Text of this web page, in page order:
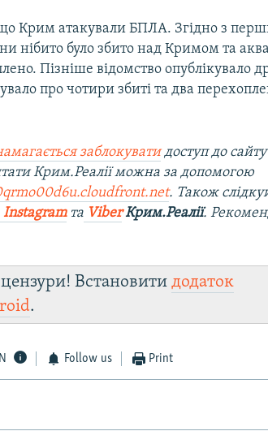
Крим атакували БПЛА. Згідно з
нібито було збито над Кримом та
Пізніше відомство опублікувало
про чотири збиті та два
заблокуватидоступ до сайту
Крим.Реалії можна за допомогою
. Також
Instagramта ViberКрим.Реалії.
Встановитидодаток
.
Follow us Print